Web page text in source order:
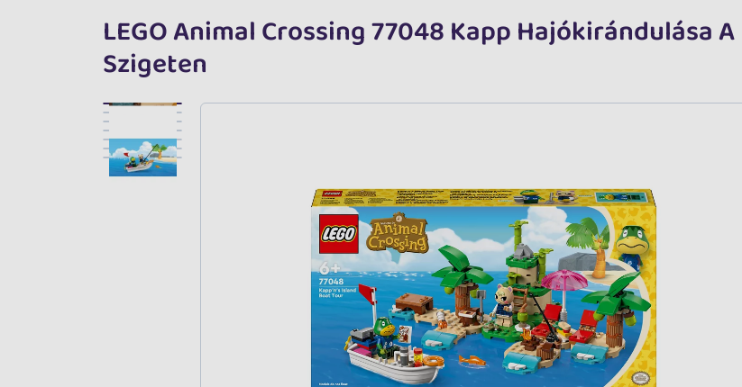
Kreatív, fejlesztő
Autó, jármű
Bébijáték, kellék
Sportszer, labda
LEGO Animal Crossing 77048 Kapp Hajókirándulása A
Szigeten